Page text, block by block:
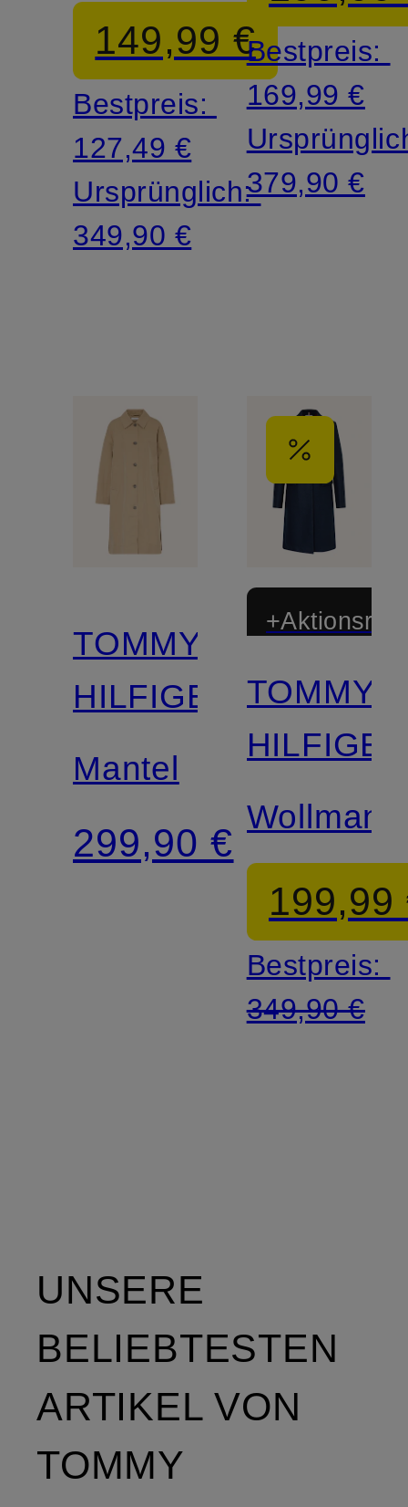
abnehmbarem
Kunstpelz
149,99 €
Bestpreis:
127,49 €
Ursprünglich:
349,90 €
Bestpreis:
169,99 €
379,90 €
TOMMY
HILFIGER
Mantel
299,90 €
TOMMY
199,99
Bestpreis:
349,90 €
UNSERE
BELIEBTESTEN
ARTIKEL VON
TOMMY